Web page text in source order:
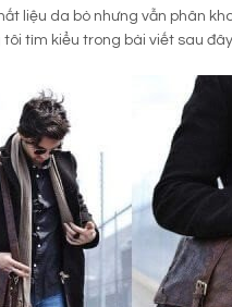
liệu da bò nhưng vẫn phân
tìm kiểu trong bài viết sau